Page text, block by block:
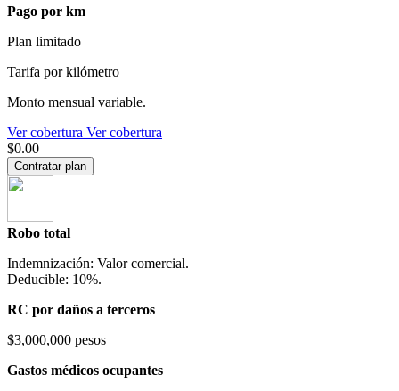
Pago por km
Plan limitado
Tarifa por kilómetro
Monto mensual variable.
Ver cobertura Ver cobertura
$0.00
Contratar plan
Robo total
Indemnización: Valor comercial.
Deducible: 10%.
RC por daños a terceros
$3,000,000 pesos
Gastos médicos ocupantes